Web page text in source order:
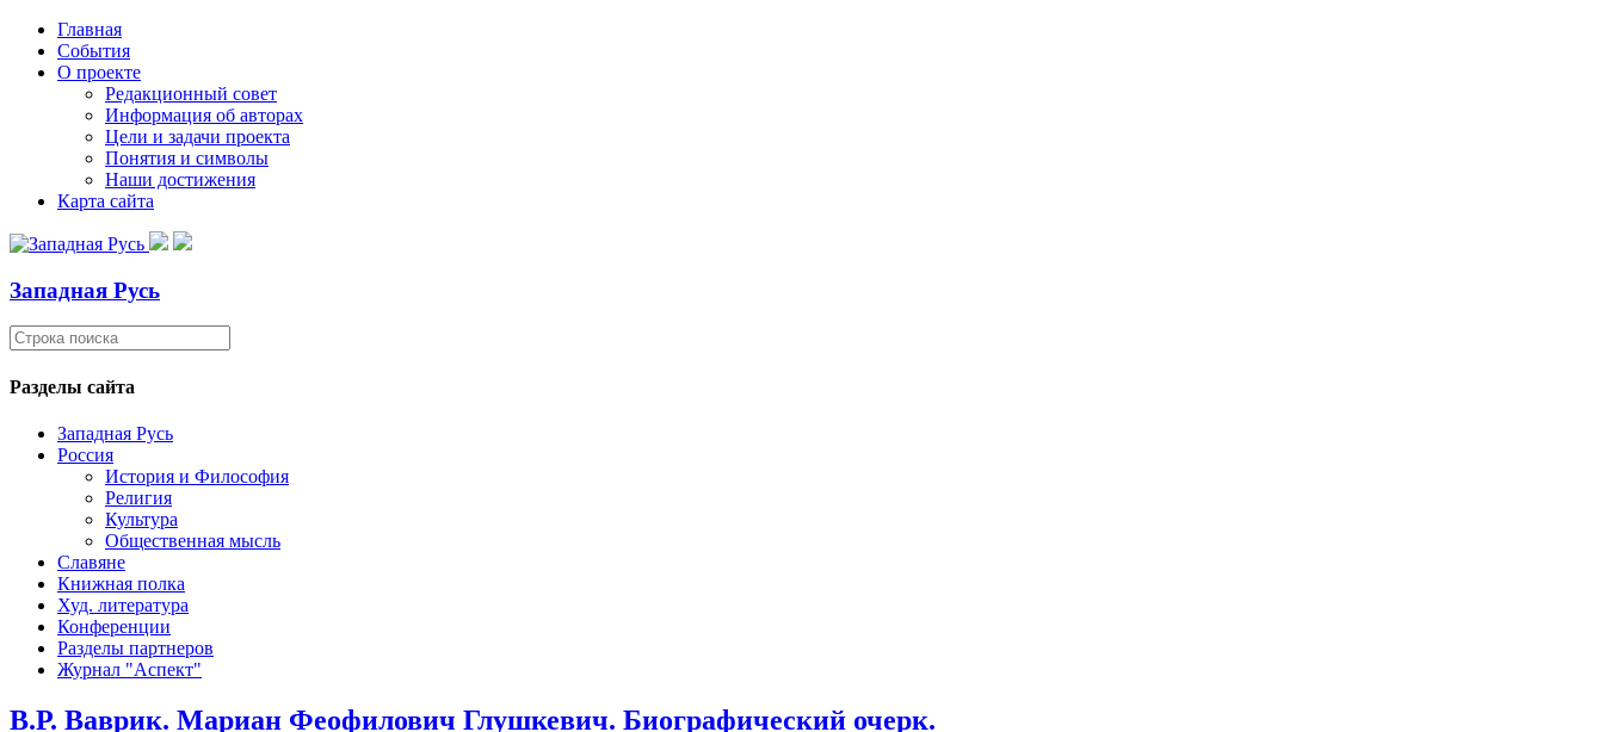
Главная
События
О проекте
Редакционный совет
Информация об авторах
Цели и задачи проекта
Понятия и символы
Наши достижения
Карта сайта
Западная Русь
Разделы сайта
Западная Русь
Россия
История и Философия
Религия
Культура
Общественная мысль
Славяне
Книжная полка
Худ. литература
Конференции
Разделы партнеров
Журнал "Аспект"
В.Р. Ваврик. Мариан Феофилович Глушкевич. Биографический очерк.